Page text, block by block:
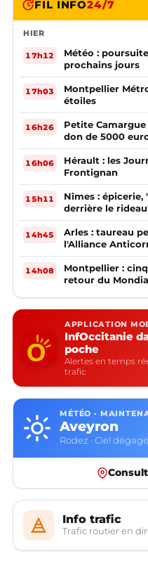
FIL INFO24/7
HIER
17h12
Météo :
prochains jours
17h03
Montpellier
étoiles
16h26
Petite
don de 5000
16h06
Hérault : les
Frontignan
15h11
Nîmes :
derrière le
14h45
Arles : taureau
l'Alliance
14h08
Montpellier :
retour du
APPLICATION
InfOccitanie
poche
Alertes en temps
trafic
MÉTÉO ·
Gard
Nîmes ·
Info trafic
Trafic routier en